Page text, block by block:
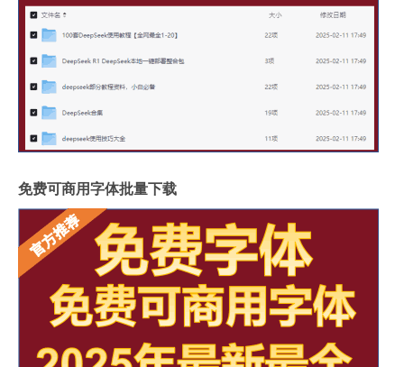
免费可商用字体批量下载